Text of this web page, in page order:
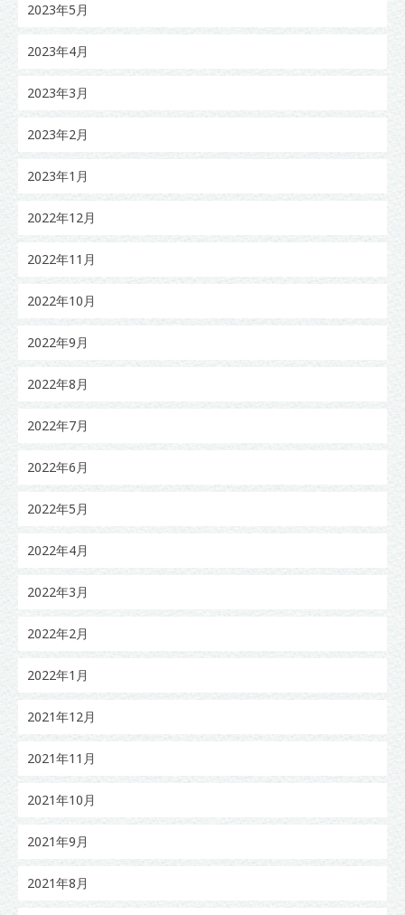
2023年5月
2023年4月
2023年3月
2023年2月
2023年1月
2022年12月
2022年11月
2022年10月
2022年9月
2022年8月
2022年7月
2022年6月
2022年5月
2022年4月
2022年3月
2022年2月
2022年1月
2021年12月
2021年11月
2021年10月
2021年9月
2021年8月